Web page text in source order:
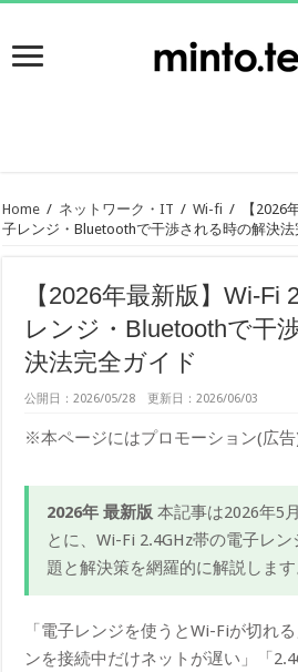
Home / ネットワーク・IT / Wi-fi /
【2026
子レンジ・Bluetoothで干渉される時の解決法
【2026年最新版】Wi-Fi
レンジ・Bluetoothで干
決法完全ガイド
公開日：2026/05/28 更新日：2026/06/03
※本ページにはプロモーション(広
2026年 最新版 本記事は2026年5
とに、Wi-Fi 2.4GHz帯の電子レ
題と解決策を網羅的に解説します
「電子レンジを使うとWi-Fiが切れ
ンを接続中だけネットが遅い」「